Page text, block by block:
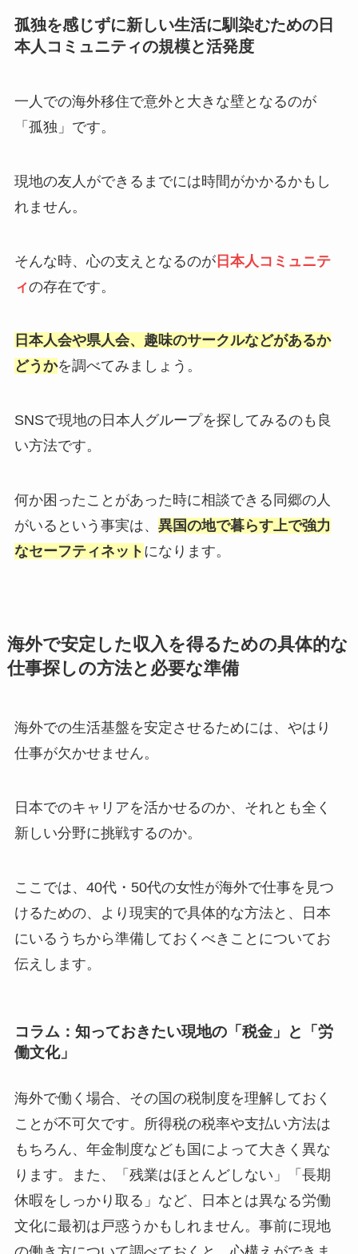
孤独を感じずに新しい生活に馴染むための日
本人コミュニティの規模と活発度
一人での海外移住で意外と大きな壁となるのが
「孤独」です。
現地の友人ができるまでには時間がかかるかもし
れません。
そんな時、心の支えとなるのが日本人コミュニテ
ィの存在です。
日本人会や県人会、趣味のサークルなどがあるか
どうかを調べてみましょう。
SNSで現地の日本人グループを探してみるのも良
い方法です。
何か困ったことがあった時に相談できる同郷の人
がいるという事実は、 異国の地で暮らす上で強力
なセーフティネット になります。
海外で安定した収入を得るための具体的な
仕事探しの方法と必要な準備
海外での生活基盤を安定させるためには、やはり
仕事が欠かせません。
日本でのキャリアを活かせるのか、それとも全く
新しい分野に挑戦するのか。
ここでは、40代・50代の女性が海外で仕事を見つ
けるための、より現実的で具体的な方法と、日本
にいるうちから準備しておくべきことについてお
伝えします。
コラム：知っておきたい現地の「税金」と「労
働文化」
海外で働く場合、その国の税制度を理解しておく
ことが不可欠です。所得税の税率や支払い方法は
もちろん、年金制度なども国によって大きく異な
ります。また、「残業はほとんどしない」「長期
休暇をしっかり取る」など、日本とは異なる労働
文化に最初は戸惑うかもしれません。事前に現地